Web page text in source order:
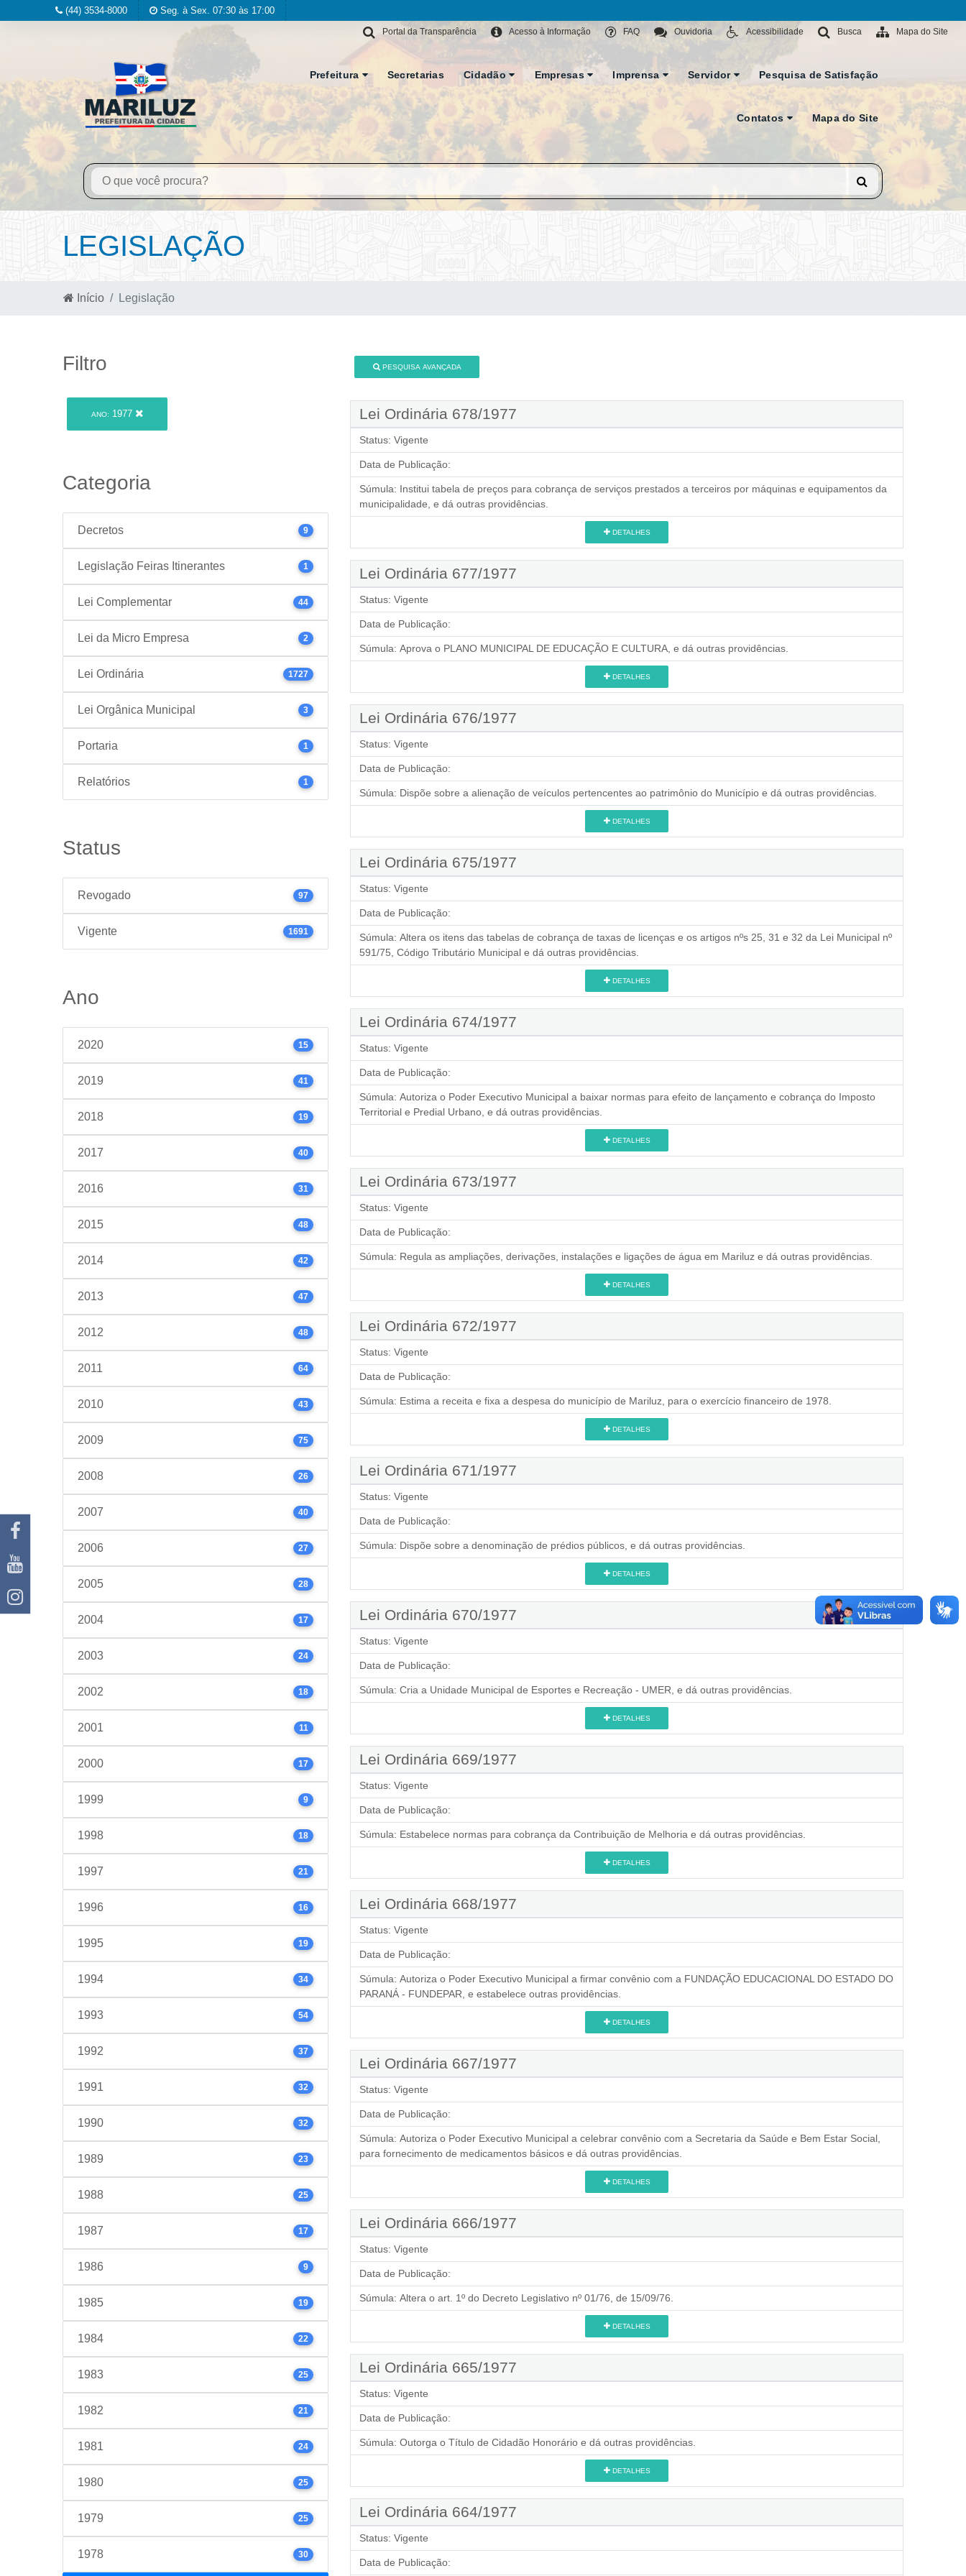
(44) 3534-8000 Seg. à Sex. 07:30 às 17:00
Mapa do Site
Busca
Acessibilidade
Ouvidoria
FAQ
Acesso à Informação
Portal da Transparência
Prefeitura Secretarias Cidadão Empresas Imprensa Servidor Pesquisa de Satisfação
Contatos Mapa do Site
LEGISLAÇÃO
Início Legislação
Filtro
ANO: 1977
Categoria
Decretos 9
Legislação Feiras Itinerantes 1
Lei Complementar 44
Lei da Micro Empresa 2
Lei Ordinária 1727
Lei Orgânica Municipal 3
Portaria 1
Relatórios 1
Status
Revogado 97
Vigente 1691
Ano
2020 15
2019 41
2018 19
2017 40
2016 31
2015 48
2014 42
2013 47
2012 48
2011 64
2010 43
2009 75
2008 26
2007 40
2006 27
2005 28
2004 17
2003 24
2002 18
2001 11
2000 17
1999 9
1998 18
1997 21
1996 16
1995 19
1994 34
1993 54
1992 37
1991 32
1990 32
1989 23
1988 25
1987 17
1986 9
1985 19
1984 22
1983 25
1982 21
1981 24
1980 25
1979 25
1978 30
PESQUISA AVANÇADA
Lei Ordinária 678/1977
Status: Vigente
Data de Publicação:
Súmula: Institui tabela de preços para cobrança de serviços prestados a terceiros por máquinas e equipamentos da
municipalidade, e dá outras providências.
DETALHES
Lei Ordinária 677/1977
Status: Vigente
Data de Publicação:
Súmula: Aprova o PLANO MUNICIPAL DE EDUCAÇÃO E CULTURA, e dá outras providências.
DETALHES
Lei Ordinária 676/1977
Status: Vigente
Data de Publicação:
Súmula: Dispõe sobre a alienação de veículos pertencentes ao patrimônio do Município e dá outras providências.
DETALHES
Lei Ordinária 675/1977
Status: Vigente
Data de Publicação:
Súmula: Altera os itens das tabelas de cobrança de taxas de licenças e os artigos nºs 25, 31 e 32 da Lei Municipal nº
591/75, Código Tributário Municipal e dá outras providências.
DETALHES
Lei Ordinária 674/1977
Status: Vigente
Data de Publicação:
Súmula: Autoriza o Poder Executivo Municipal a baixar normas para efeito de lançamento e cobrança do Imposto
Territorial e Predial Urbano, e dá outras providências.
DETALHES
Lei Ordinária 673/1977
Status: Vigente
Data de Publicação:
Súmula: Regula as ampliações, derivações, instalações e ligações de água em Mariluz e dá outras providências.
DETALHES
Lei Ordinária 672/1977
Status: Vigente
Data de Publicação:
Súmula: Estima a receita e fixa a despesa do município de Mariluz, para o exercício financeiro de 1978.
DETALHES
Lei Ordinária 671/1977
Status: Vigente
Data de Publicação:
Súmula: Dispõe sobre a denominação de prédios públicos, e dá outras providências.
DETALHES
Lei Ordinária 670/1977
Status: Vigente
Data de Publicação:
Súmula: Cria a Unidade Municipal de Esportes e Recreação - UMER, e dá outras providências.
DETALHES
Lei Ordinária 669/1977
Status: Vigente
Data de Publicação:
Súmula: Estabelece normas para cobrança da Contribuição de Melhoria e dá outras providências.
DETALHES
Lei Ordinária 668/1977
Status: Vigente
Data de Publicação:
Súmula: Autoriza o Poder Executivo Municipal a firmar convênio com a FUNDAÇÃO EDUCACIONAL DO ESTADO DO
PARANÁ - FUNDEPAR, e estabelece outras providências.
DETALHES
Lei Ordinária 667/1977
Status: Vigente
Data de Publicação:
Súmula: Autoriza o Poder Executivo Municipal a celebrar convênio com a Secretaria da Saúde e Bem Estar Social,
para fornecimento de medicamentos básicos e dá outras providências.
DETALHES
Lei Ordinária 666/1977
Status: Vigente
Data de Publicação:
Súmula: Altera o art. 1º do Decreto Legislativo nº 01/76, de 15/09/76.
DETALHES
Lei Ordinária 665/1977
Status: Vigente
Data de Publicação:
Súmula: Outorga o Título de Cidadão Honorário e dá outras providências.
DETALHES
Lei Ordinária 664/1977
Status: Vigente
Data de Publicação: